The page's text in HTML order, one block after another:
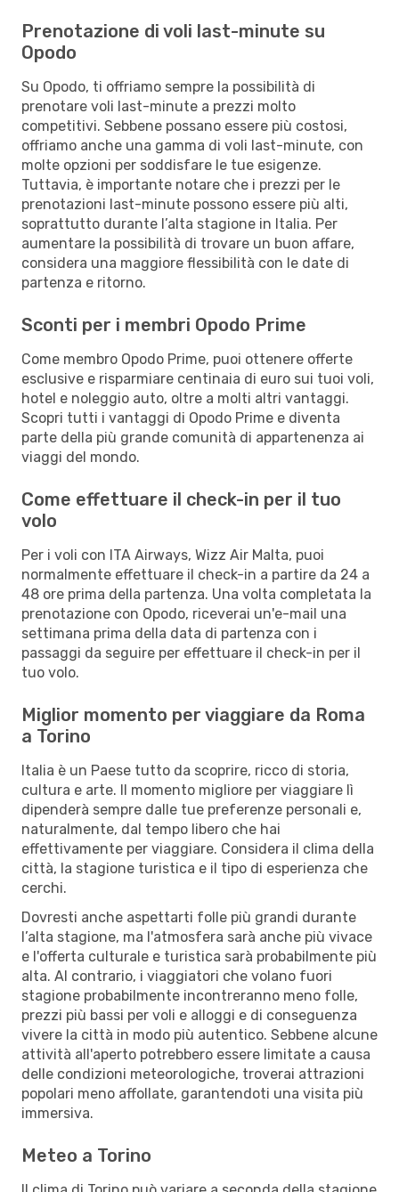
Prenotazione di voli last-minute su
Opodo
Su Opodo, ti offriamo sempre la possibilità di
prenotare voli last-minute a prezzi molto
competitivi. Sebbene possano essere più costosi,
offriamo anche una gamma di voli last-minute, con
molte opzioni per soddisfare le tue esigenze.
Tuttavia, è importante notare che i prezzi per le
prenotazioni last-minute possono essere più alti,
soprattutto durante l’alta stagione in Italia. Per
aumentare la possibilità di trovare un buon affare,
considera una maggiore flessibilità con le date di
partenza e ritorno.
Sconti per i membri Opodo Prime
Come membro Opodo Prime, puoi ottenere offerte
esclusive e risparmiare centinaia di euro sui tuoi voli,
hotel e noleggio auto, oltre a molti altri vantaggi.
Scopri tutti i vantaggi di Opodo Prime e diventa
parte della più grande comunità di appartenenza ai
viaggi del mondo.
Come effettuare il check-in per il tuo
volo
Per i voli con ITA Airways, Wizz Air Malta, puoi
normalmente effettuare il check-in a partire da 24 a
48 ore prima della partenza. Una volta completata la
prenotazione con Opodo, riceverai un'e-mail una
settimana prima della data di partenza con i
passaggi da seguire per effettuare il check-in per il
tuo volo.
Miglior momento per viaggiare da Roma
a Torino
Italia è un Paese tutto da scoprire, ricco di storia,
cultura e arte. Il momento migliore per viaggiare lì
dipenderà sempre dalle tue preferenze personali e,
naturalmente, dal tempo libero che hai
effettivamente per viaggiare. Considera il clima della
città, la stagione turistica e il tipo di esperienza che
cerchi.
Dovresti anche aspettarti folle più grandi durante
l’alta stagione, ma l'atmosfera sarà anche più vivace
e l'offerta culturale e turistica sarà probabilmente più
alta. Al contrario, i viaggiatori che volano fuori
stagione probabilmente incontreranno meno folle,
prezzi più bassi per voli e alloggi e di conseguenza
vivere la città in modo più autentico. Sebbene alcune
attività all'aperto potrebbero essere limitate a causa
delle condizioni meteorologiche, troverai attrazioni
popolari meno affollate, garantendoti una visita più
immersiva.
Meteo a Torino